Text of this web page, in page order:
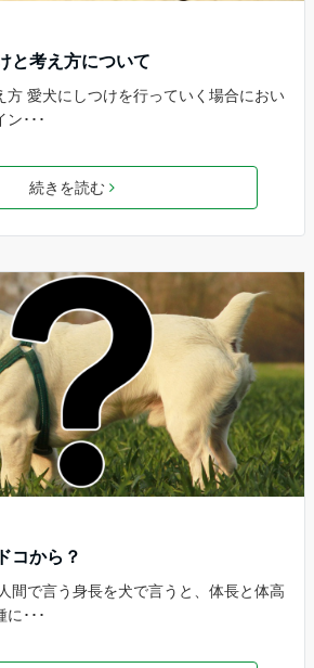
と考え方について
方 愛犬にしつけを行っていく場合におい
ン･･･
続きを読む
コから？
間で言う身長を犬で言うと、体長と体高
に･･･